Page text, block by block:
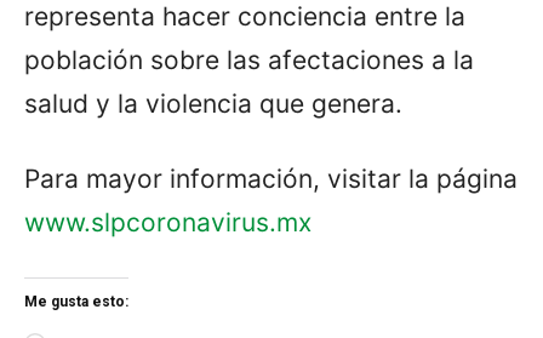
representa hacer conciencia entre la
población sobre las afectaciones a la
salud y la violencia que genera.
Para mayor información, visitar la página
www.slpcoronavirus.mx
Me gusta esto: